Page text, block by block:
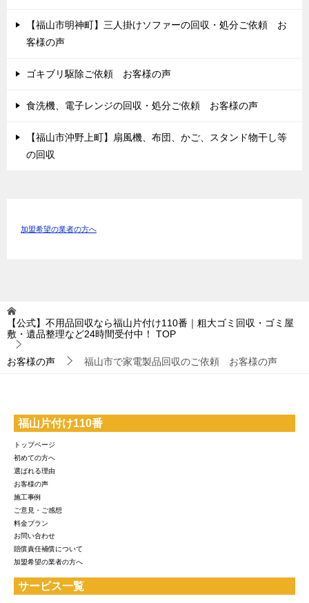
【福山市明神町】三人掛けソファーの回収・処分ご依頼 お
客様の声
ゴキブリ駆除ご依頼 お客様の声
食洗機、電子レンジの回収・処分ご依頼 お客様の声
【福山市沖野上町】扇風機、布団、かご、スタンド物干し等
の回収
加盟希望の業者の方へ
【公式】不用品回収なら福山片付け110番｜粗大ゴミ回収・ゴミ屋
敷・遺品整理など24時間受付中！
TOP
お客様の声 福山市で家電製品回収のご依頼 お客様の声
福山片付け110番
トップページ
初めての方へ
選ばれる理由
お客様の声
施工事例
ご意見・ご感想
料金プラン
お問い合わせ
賠償責任補償について
加盟希望の業者の方へ
サービス一覧